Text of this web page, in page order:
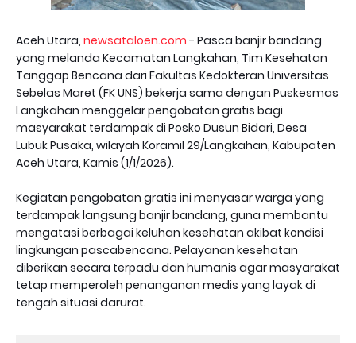
Aceh Utara, newsataloen.com - Pasca banjir bandang
yang melanda Kecamatan Langkahan, Tim Kesehatan
Tanggap Bencana dari Fakultas Kedokteran Universitas
Sebelas Maret (FK UNS) bekerja sama dengan Puskesmas
Langkahan menggelar pengobatan gratis bagi
masyarakat terdampak di Posko Dusun Bidari, Desa
Lubuk Pusaka, wilayah Koramil 29/Langkahan, Kabupaten
Aceh Utara, Kamis (1/1/2026).
Kegiatan pengobatan gratis ini menyasar warga yang
terdampak langsung banjir bandang, guna membantu
mengatasi berbagai keluhan kesehatan akibat kondisi
lingkungan pascabencana. Pelayanan kesehatan
diberikan secara terpadu dan humanis agar masyarakat
tetap memperoleh penanganan medis yang layak di
tengah situasi darurat.